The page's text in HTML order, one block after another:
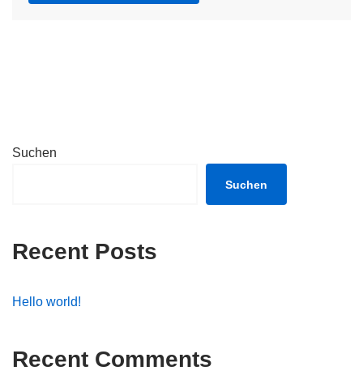
Suchen
Suchen
Recent Posts
Hello world!
Recent Comments